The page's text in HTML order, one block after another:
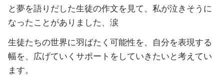
と夢を語りだした生徒の作文を見て、私が泣きそうに
なったことがありました、涙
生徒たちの世界に羽ばたく可能性を、自分を表現する
幅を、広げていくサポートをしていきたいと考えてい
ます。